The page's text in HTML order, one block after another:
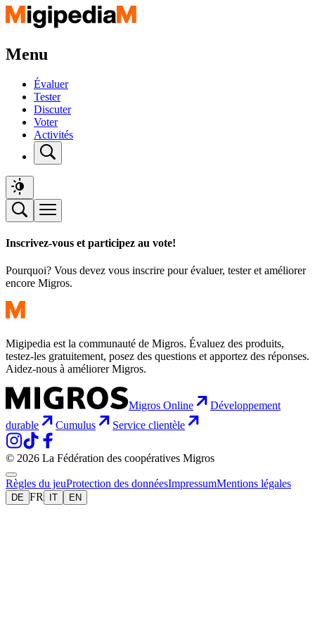
Menu
Évaluer
Tester
Discuter
Voter
Activités
Inscrivez-vous et participez au vote!
Pourquoi? Vous devez vous inscrire pour évaluer, tester et améliorer
encore Migros.
Migipedia est la communauté de Migros. Évaluez des produits,
testez-les gratuitement, posez des questions et apportez des réponses.
Aidez-nous à améliorer Migros.
Migros Online
Développement
durable
Cumulus Service clientèle
© 2026 La Fédération des coopératives Migros
Règles du jeuProtection des donnéesImpressumMentions légales
DE FR IT EN